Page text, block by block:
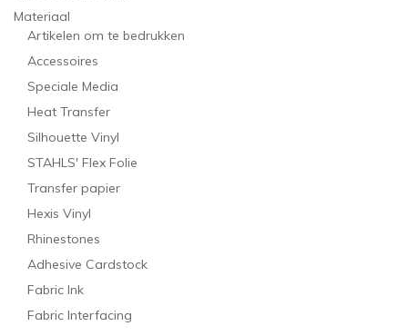
Materiaal
Artikelen om te bedrukken
Accessoires
Speciale Media
Heat Transfer
Silhouette Vinyl
STAHLS' Flex Folie
Transfer papier
Hexis Vinyl
Rhinestones
Adhesive Cardstock
Fabric Ink
Fabric Interfacing